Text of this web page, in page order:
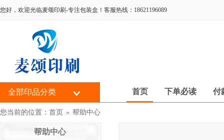
您好，欢迎光临麦颂印刷-专注包装盒！客服热线：18621196089
全部印品分类 首页 下单必读 付
您当前的位置： 首页 » 帮助中心
帮助中心